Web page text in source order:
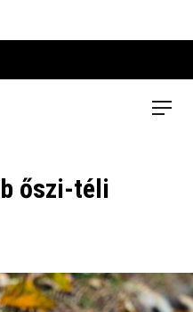
Menu
őszi-téli